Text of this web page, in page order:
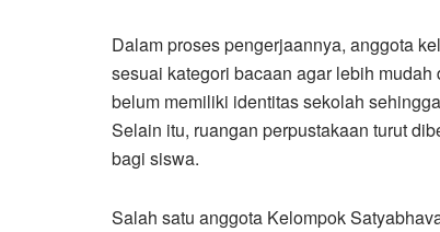
Dalam proses pengerjaannya, anggota
sesuai kategori bacaan agar lebih
belum memiliki identitas sekolah
Selain itu, ruangan perpustakaan turut
bagi siswa.
Salah satu anggota Kelompok